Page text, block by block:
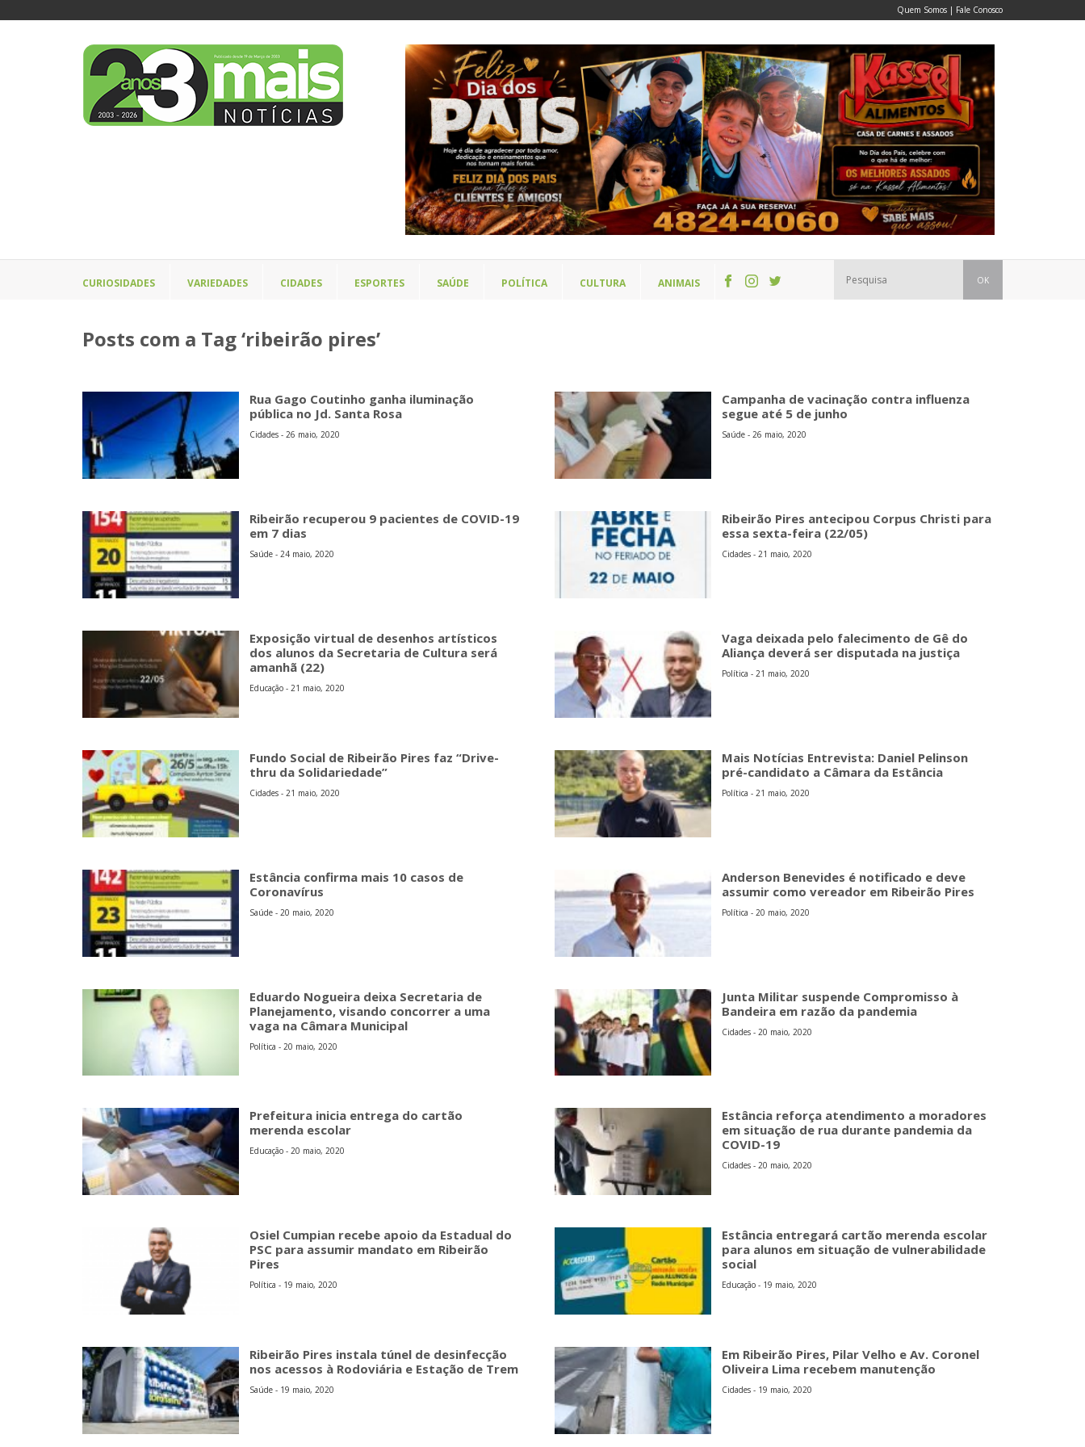
Quem Somos | Fale Conosco
CURIOSIDADES VARIEDADES CIDADES ESPORTES SAÚDE POLÍTICA CULTURA ANIMAIS OK
Posts com a Tag ‘ribeirão pires’
Rua Gago Coutinho ganha iluminação
pública no Jd. Santa Rosa
Cidades - 26 maio, 2020
Campanha de vacinação contra influenza
segue até 5 de junho
Saúde - 26 maio, 2020
Ribeirão recuperou 9 pacientes de COVID-19
em 7 dias
Saúde - 24 maio, 2020
Ribeirão Pires antecipou Corpus Christi para
essa sexta-feira (22/05)
Cidades - 21 maio, 2020
Exposição virtual de desenhos artísticos
dos alunos da Secretaria de Cultura será
amanhã (22)
Educação - 21 maio, 2020
Vaga deixada pelo falecimento de Gê do
Aliança deverá ser disputada na justiça
Política - 21 maio, 2020
Fundo Social de Ribeirão Pires faz “Drive-
thru da Solidariedade”
Cidades - 21 maio, 2020
Mais Notícias Entrevista: Daniel Pelinson
pré-candidato a Câmara da Estância
Política - 21 maio, 2020
Estância confirma mais 10 casos de
Coronavírus
Saúde - 20 maio, 2020
Anderson Benevides é notificado e deve
assumir como vereador em Ribeirão Pires
Política - 20 maio, 2020
Eduardo Nogueira deixa Secretaria de
Planejamento, visando concorrer a uma
vaga na Câmara Municipal
Política - 20 maio, 2020
Junta Militar suspende Compromisso à
Bandeira em razão da pandemia
Cidades - 20 maio, 2020
Prefeitura inicia entrega do cartão
merenda escolar
Educação - 20 maio, 2020
Estância reforça atendimento a moradores
em situação de rua durante pandemia da
COVID-19
Cidades - 20 maio, 2020
Osiel Cumpian recebe apoio da Estadual do
PSC para assumir mandato em Ribeirão
Pires
Política - 19 maio, 2020
Estância entregará cartão merenda escolar
para alunos em situação de vulnerabilidade
social
Educação - 19 maio, 2020
Ribeirão Pires instala túnel de desinfecção
nos acessos à Rodoviária e Estação de Trem
Saúde - 19 maio, 2020
Em Ribeirão Pires, Pilar Velho e Av. Coronel
Oliveira Lima recebem manutenção
Cidades - 19 maio, 2020